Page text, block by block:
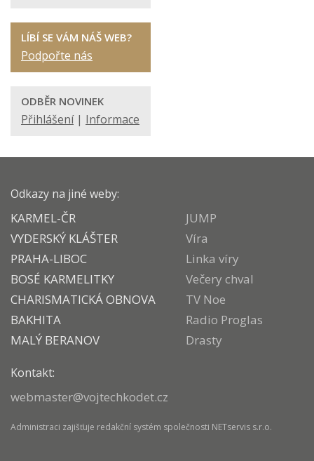
LÍBÍ SE VÁM NÁŠ WEB?
Podpořte nás
ODBĚR NOVINEK
Přihlášení| Informace
Odkazy na jiné weby:
KARMEL-ČR
VYDERSKÝ KLÁŠTER
PRAHA-LIBOC
BOSÉ KARMELITKY
CHARISMATICKÁ OBNOVA
BAKHITA
MALÝ BERANOV
JUMP
Víra
Linka víry
Večery chval
TV Noe
Radio Proglas
Drasty
Kontakt:
webmaster@vojtechkodet.cz
Administraci zajišťuje redakční systém společnosti NETservis s.r.o.